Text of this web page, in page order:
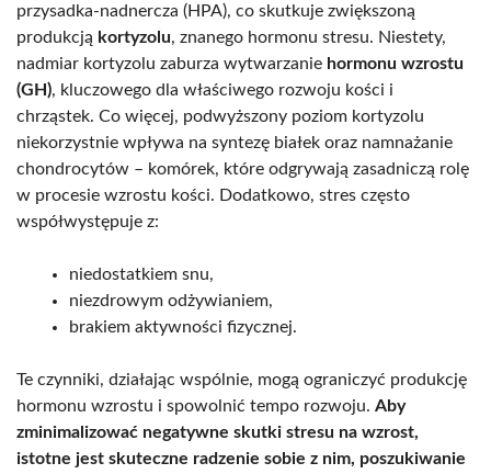
przysadka-nadnercza (HPA), co skutkuje zwiększoną
produkcją kortyzolu, znanego hormonu stresu. Niestety,
nadmiar kortyzolu zaburza wytwarzanie hormonu wzrostu
(GH), kluczowego dla właściwego rozwoju kości i
chrząstek. Co więcej, podwyższony poziom kortyzolu
niekorzystnie wpływa na syntezę białek oraz namnażanie
chondrocytów – komórek, które odgrywają zasadniczą rolę
w procesie wzrostu kości. Dodatkowo, stres często
współwystępuje z:
niedostatkiem snu,
niezdrowym odżywianiem,
brakiem aktywności fizycznej.
Te czynniki, działając wspólnie, mogą ograniczyć produkcję
hormonu wzrostu i spowolnić tempo rozwoju. Aby
zminimalizować negatywne skutki stresu na wzrost,
istotne jest skuteczne radzenie sobie z nim, poszukiwanie